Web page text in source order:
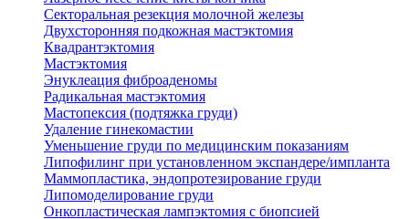
Секторальная резекция молочной железы
Двухсторонняя подкожная мастэктомия
Квадрантэктомия
Мастэктомия
Энуклеация фиброаденомы
Радикальная мастэктомия
Мастопексия (подтяжка груди)
Удаление гинекомастии
Уменьшение груди по медицинским показаниям
Липофилинг при установленном экспандере/импланта
Маммопластика, эндопротезирование груди
Липомоделирование груди
Онкопластическая лампэктомия с биопсией